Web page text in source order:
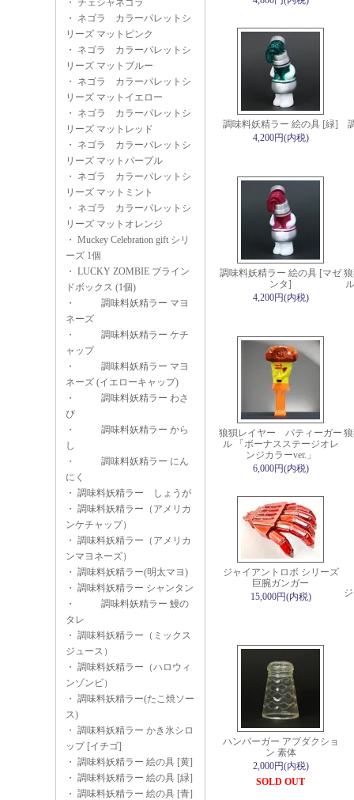
・ チェシャネゴラ
・ ネゴラ カラーパレットシ
リーズ マットピンク
・ ネゴラ カラーパレットシ
リーズ マットブルー
・ ネゴラ カラーパレットシ
リーズ マットイエロー
・ ネゴラ カラーパレットシ
リーズ マットレッド
・ ネゴラ カラーパレットシ
リーズ マットパープル
・ ネゴラ カラーパレットシ
リーズ マットミント
・ ネゴラ カラーパレットシ
リーズ マットオレンジ
・ Muckey Celebration gift シリ
ーズ 1個
・ LUCKY ZOMBIE ブライン
ドボックス (1個)
・
調味料妖精ラー マヨ
ネーズ
・
調味料妖精ラー ケチ
ャップ
・
調味料妖精ラー マヨ
ネーズ (イエローキャップ)
・
調味料妖精ラー わさ
び
・
調味料妖精ラー から
し
・
調味料妖精ラー にん
にく
・ 調味料妖精ラー しょうが
・ 調味料妖精ラー（アメリカ
ンケチャップ）
・ 調味料妖精ラー（アメリカ
ンマヨネーズ）
・ 調味料妖精ラー(明太マヨ)
・ 調味料妖精ラー シャンタン
・
調味料妖精ラー 鰻の
タレ
・ 調味料妖精ラー（ミックス
ジュース）
・ 調味料妖精ラー（ハロウィ
ンゾンビ）
・ 調味料妖精ラー(たこ焼ソー
ス)
・ 調味料妖精ラー かき氷シロ
ップ [イチゴ]
・ 調味料妖精ラー 絵の具 [黄]
・ 調味料妖精ラー 絵の具 [緑]
・ 調味料妖精ラー 絵の具 [青]
調味料妖精ラー 絵の具 [緑]
4,200円(内税)
調味料妖精ラー 絵の具 [マゼ
ンタ]
4,200円(内税)
狼狽レイヤー パティーガー
ル 「ボーナスステージオレ
ンジカラーver.」
6,000円(内税)
ジャイアントロボ シリーズ
巨腕ガンガー
15,000円(内税)
ハンバーガー アブダクショ
ン 素体
2,000円(内税)
SOLD OUT